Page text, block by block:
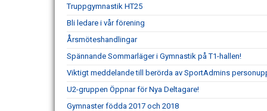
Truppgymnastik HT25
Bli ledare i vår förening
Årsmöteshandlingar
Spännande Sommarläger i Gymnastik på T1-hallen!
Viktigt meddelande till berörda av SportAdmins
U2-gruppen Öppnar för Nya Deltagare!
Gymnaster födda 2017 och 2018